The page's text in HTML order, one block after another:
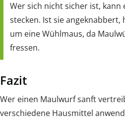
Wer sich nicht sicher ist, kann
stecken. Ist sie
um eine Wühlmaus, da
fressen.
Fazit
Wer einen Maulwurf sanft
verschiedene Hausmittel